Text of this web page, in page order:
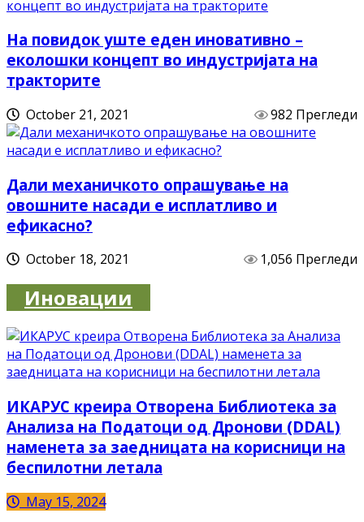
На повидок уште еден иновативно –
еколошки концепт во индустријата на
тракторите
October 21, 2021 982 Прегледи
Дали механичкото опрашување на
овошните насади е исплатливо и
ефикасно?
October 18, 2021 1,056 Прегледи
Иновации
ИКАРУС креира Отворена Библиотека за
Анализа на Податоци од Дронови (DDAL)
наменета за заедницата на корисници на
беспилотни летала
May 15, 2024